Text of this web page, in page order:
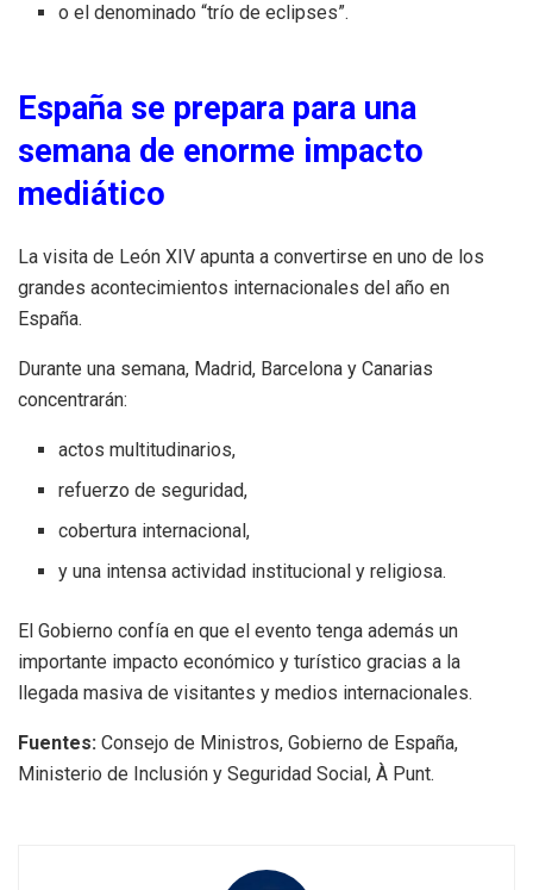
o el denominado “trío de eclipses”.
España se prepara para una
semana de enorme impacto
mediático
La visita de León XIV apunta a convertirse en uno de los
grandes acontecimientos internacionales del año en
España.
Durante una semana, Madrid, Barcelona y Canarias
concentrarán:
actos multitudinarios,
refuerzo de seguridad,
cobertura internacional,
y una intensa actividad institucional y religiosa.
El Gobierno confía en que el evento tenga además un
importante impacto económico y turístico gracias a la
llegada masiva de visitantes y medios internacionales.
Fuentes: Consejo de Ministros, Gobierno de España,
Ministerio de Inclusión y Seguridad Social, À Punt.